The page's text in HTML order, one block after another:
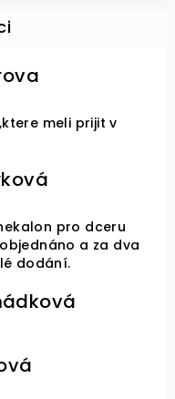
je 4 z 5 hvězdiček.
meli prijit v
je 5 z 5 hvězdiček.
pro dceru
a za dva
dodání.
je 5 z 5 hvězdiček.
je 5 z 5 hvězdiček.